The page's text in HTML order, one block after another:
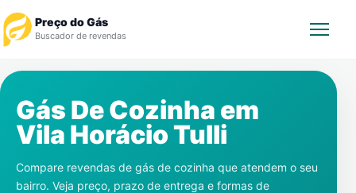
Preço do Gás
Buscador de revendas
Revendedor
Notícias
Gás De Cozinha em
Vila Horácio Tulli
Compare revendas de gás de cozinha que atendem o seu
bairro. Veja preço, prazo de entrega e formas de